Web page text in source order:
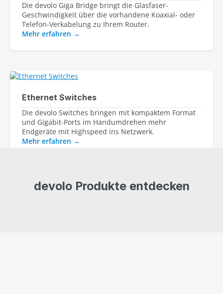
Die devolo Giga Bridge bringt die Glasfaser-
Geschwindigkeit über die vorhandene Koaxial- oder
Mehr erfahren
Ethernet Switches
Die devolo Switches bringen mit kompaktem Format
und Gigabit-Ports im Handumdrehen mehr
Endgeräte mit Highspeed ins Netzwerk.
Mehr erfahren
devolo Produkte entdecken